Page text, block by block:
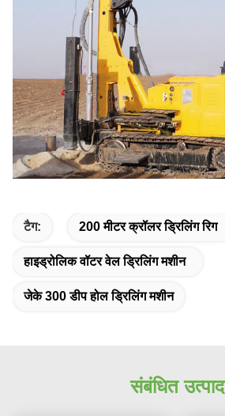
टैग: 200 मीटर क्रॉलर ड्रिलिंग रिग
हाइड्रोलिक वॉटर वेल ड्रिलिंग मशीन
जेके 300 डीप होल ड्रिलिंग मशीन
संबंधित उत्पाद